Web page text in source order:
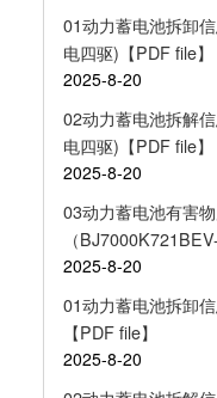
01动力蓄电池拆卸
电四驱)【PDF file】
2025-8-20
02动力蓄电池拆解
电四驱)【PDF file】
2025-8-20
03动力蓄电池有害
（
2025-8-20
01动力蓄电池拆卸
【PDF file】
2025-8-20